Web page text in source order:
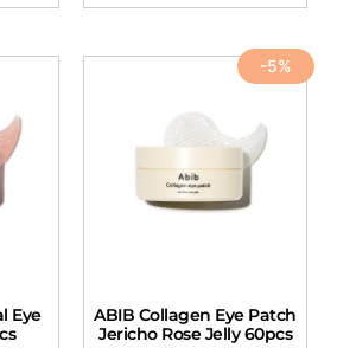
Eye
-5%
ABIB Collagen Eye Patch
Jericho Rose Jelly 60pcs